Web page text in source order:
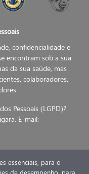
confidencialidade e
encontram sob a sua
da sua saúde, mas
colaboradores,
Pessoais (LGPD)?
E-mail:
essenciais, para o
de desempenho, para